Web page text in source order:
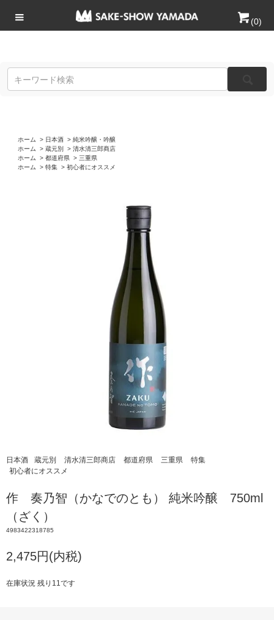
(0)
ホーム > 日本酒 > 純米吟醸・吟醸
ホーム
> 蔵元別 > 清水清三郎商店
ホーム
> 都道府県 > 三重県
ホーム
> 特集 > 初心者にオススメ
日本酒 蔵元別 清水清三郎商店 都道府県 三重県
特集
初心者にオススメ
作 奏乃智（かなでのとも） 純米吟醸 750ml
（ざく）
4983422318785
2,475円(内税)
在庫状況 残り11です